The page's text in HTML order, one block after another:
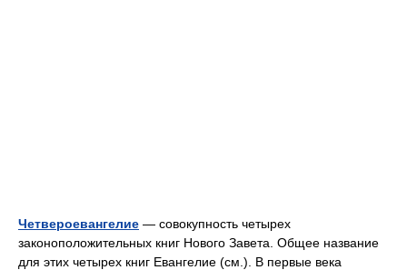
Четвероевангелие — совокупность четырех
законоположительных книг Нового Завета. Общее название
для этих четырех книг Евангелие (см.). В первые века